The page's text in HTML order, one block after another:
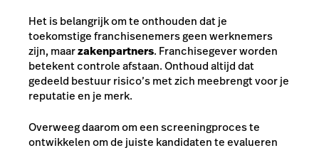
Het is belangrijk om te onthouden dat je
toekomstige franchisenemers geen werknemers
zijn, maarzakenpartners. Franchisegever worden
betekent controle afstaan. Onthoud altijd dat
gedeeld bestuur risico’s met zich meebrengt voor je
reputatie en je merk.
Overweeg daarom om een screeningproces te
ontwikkelen om de juiste kandidaten te evalueren